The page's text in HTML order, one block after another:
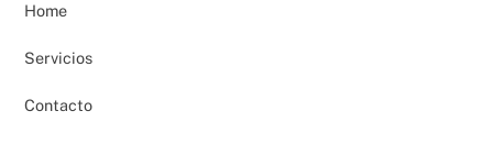
Home
Servicios
Contacto